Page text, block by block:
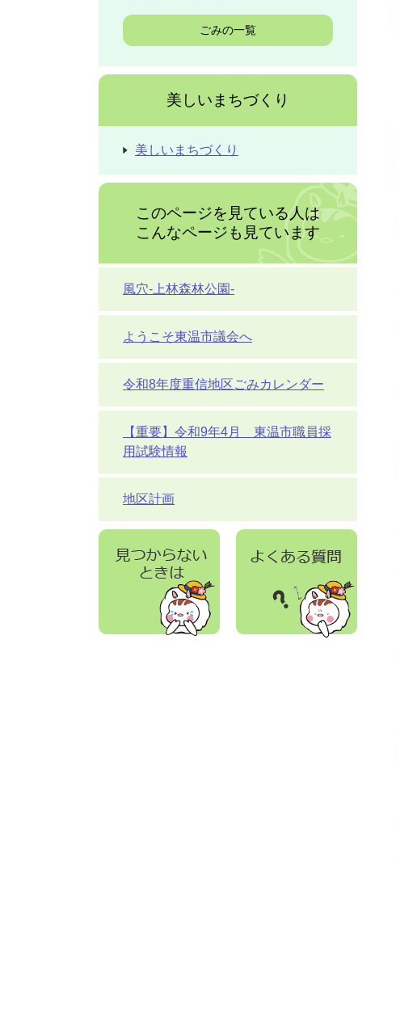
ごみの一覧
美しいまちづくり
美しいまちづくり
このページを見ている人は
こんなページも見ています
風穴-上林森林公園-
ようこそ東温市議会へ
令和8年度重信地区ごみカレンダー
【重要】令和9年4月 東温市職員採
用試験情報
地区計画